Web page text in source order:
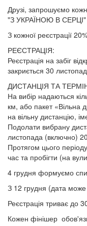
Друзі, запрошуємо
"З УКРАЇНОЮ В СЕРЦІ"
З кожної реєстрації
РЕЄСТРАЦІЯ:
Реєстрація на забіг
закриється 30
ДИСТАНЦІЯ ТА
На вибір надаються
км, або пакет «Вільна
на вільну дистанцію,
Подолати вибрану
листопада (включно)
Протягом цього
час та пробігти (на
4 грудня формуємо
З 12 грудня (дата
Реєстрація триває до
Кожен фінішер